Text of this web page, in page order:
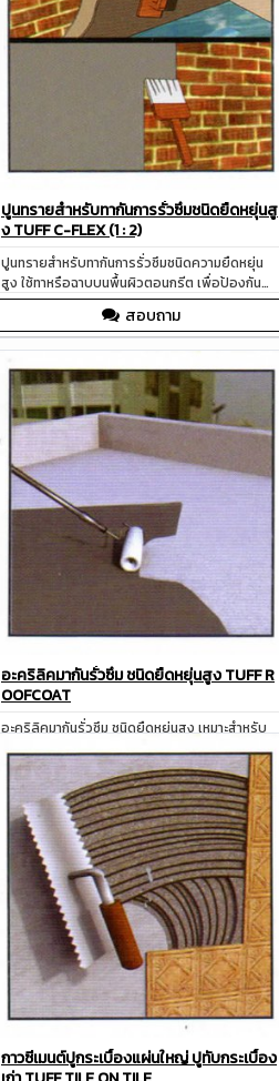
ปูนทรายสำหรับทากันการรั่วซึมชนิดยืดหยุ่นสู
ง TUFF C-FLEX (1 : 2)
ปูนทรายสำหรับทากันการรั่วซึมชนิดความยืดหยุ่น
สูง ใช้ทาหรือฉาบบนพื้นผิวตอนกรีต เพื่อป้องกัน
แก้ปัญหาน้ำรั่วซึม
สอบถาม
อะคริลิคมากันรั่วซึม ชนิดยืดหยุ่นสูง TUFF R
OOFCOAT
อะคริลิคมากันรั่วซึม ชนิดยืดหยุ่นสูง เหมาะสำหรับ
ดาดฟ้า หลังคา ผนัง
สอบถาม
กาวซีเมนต์ปูกระเบื้องแผ่นใหญ่ ปูทับกระเบื้อง